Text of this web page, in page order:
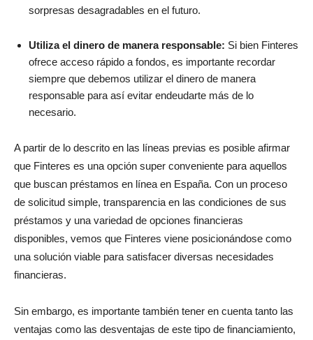
sorpresas desagradables en el futuro.
Utiliza el dinero de manera responsable: Si bien Finteres
ofrece acceso rápido a fondos, es importante recordar
siempre que debemos utilizar el dinero de manera
responsable para así evitar endeudarte más de lo
necesario.
A partir de lo descrito en las líneas previas es posible afirmar
que Finteres es una opción super conveniente para aquellos
que buscan préstamos en línea en España. Con un proceso
de solicitud simple, transparencia en las condiciones de sus
préstamos y una variedad de opciones financieras
disponibles, vemos que Finteres viene posicionándose como
una solución viable para satisfacer diversas necesidades
financieras.
Sin embargo, es importante también tener en cuenta tanto las
ventajas como las desventajas de este tipo de financiamiento,